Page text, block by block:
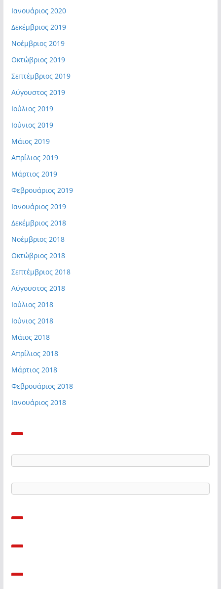
Ιανουάριος 2020
Δεκέμβριος 2019
Νοέμβριος 2019
Οκτώβριος 2019
Σεπτέμβριος 2019
Αύγουστος 2019
Ιούλιος 2019
Ιούνιος 2019
Μάιος 2019
Απρίλιος 2019
Μάρτιος 2019
Φεβρουάριος 2019
Ιανουάριος 2019
Δεκέμβριος 2018
Νοέμβριος 2018
Οκτώβριος 2018
Σεπτέμβριος 2018
Αύγουστος 2018
Ιούλιος 2018
Ιούνιος 2018
Μάιος 2018
Απρίλιος 2018
Μάρτιος 2018
Φεβρουάριος 2018
Ιανουάριος 2018